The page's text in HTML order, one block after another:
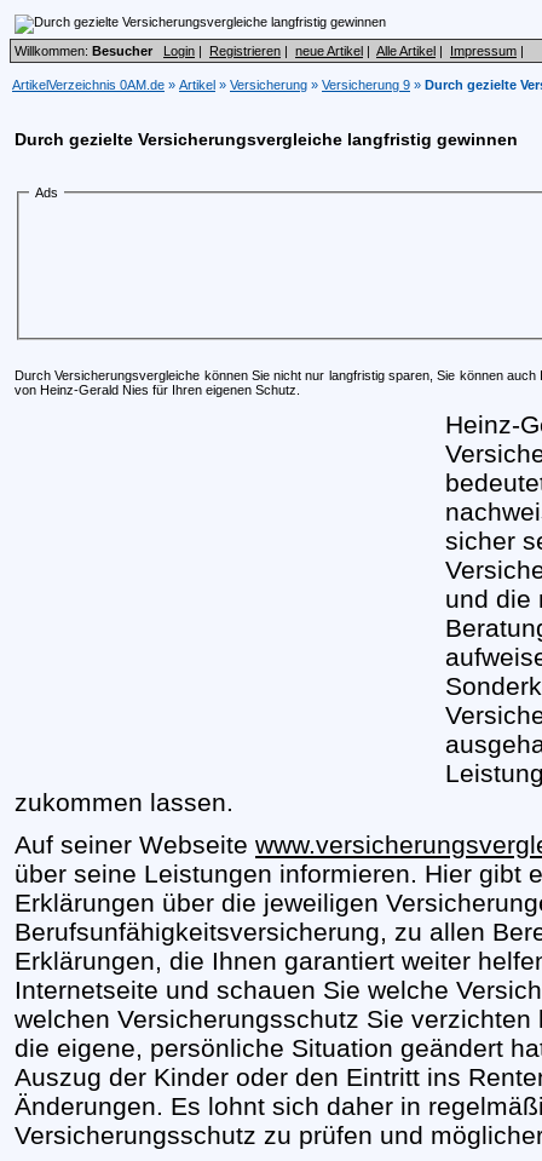
Willkommen: Besucher Login | Registrieren | neue Artikel | Alle Artikel | Impressum |
ArtikelVerzeichnis 0AM.de » Artikel » Versicherung » Versicherung 9 » Durch gezielte
Durch gezielte Versicherungsvergleiche langfristig gewinnen
Ads
Durch Versicherungsvergleiche können Sie nicht nur langfristig sparen, Sie können
von Heinz-Gerald Nies für Ihren eigenen Schutz.
Heinz-
sicher
und die
zukommen lassen.
Auf seiner Webseite
über seine Leistungen informieren. Hier gibt
Erklärungen über die jeweiligen
Berufsunfähigkeitsversicherung, zu allen
Erklärungen, die Ihnen garantiert weiter
Internetseite und schauen Sie welche
welchen Versicherungsschutz Sie
die eigene, persönliche Situation geändert
Auszug der Kinder oder den Eintritt ins
Änderungen. Es lohnt sich daher in
Versicherungsschutz zu prüfen und